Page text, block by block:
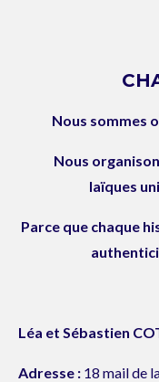
Nous sommes
Nous
laïques
Parce que chaque
Léa et Sébastien
Adresse : 18 mail de